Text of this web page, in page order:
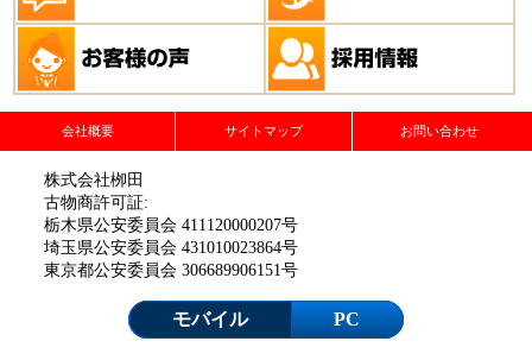
会社概要 サイトマップ お問い合わせ
株式会社栁田
古物商許可証:
栃木県公安委員会 411120000207号
埼玉県公安委員会 431010023864号
東京都公安委員会 306689906151号
モバイル PC